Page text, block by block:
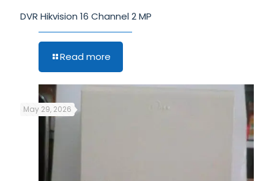
DVR Hikvision 16 Channel 2 MP
Read more
May 29, 2026